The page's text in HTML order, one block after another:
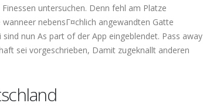
untersuchen. Denn fehl am Platze
nebensГ¤chlich angewandten Gatte
nun As part of der App eingeblendet. Pass away
sei vorgeschrieben, Damit zugeknallt anderen